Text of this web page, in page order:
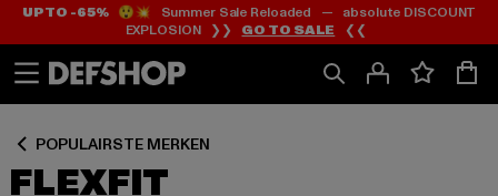
Ga
naar
Ga
naar
UP TO -65%😲💥 Summer Sale Reloaded — absolute DISCOUNT
EXPLOSION ❯❯ GO TO SALE ❮❮
POPULAIRSTE MERKEN
FLEXFIT
Ga
naar
Rooster